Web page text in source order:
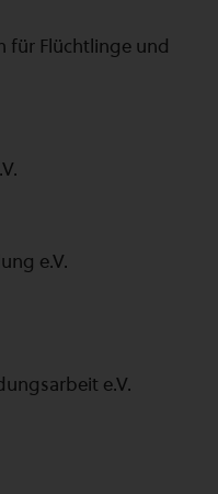
für Flüchtlinge und
e.V.
e.V.